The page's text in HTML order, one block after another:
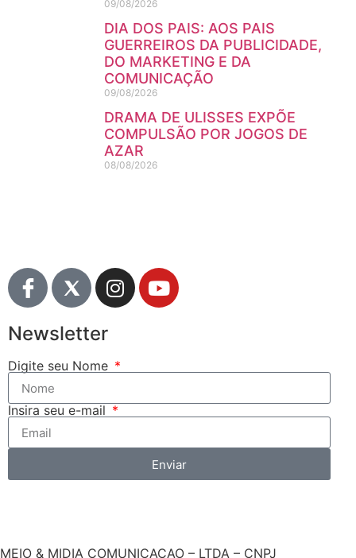
09/08/2026
DIA DOS PAIS: AOS PAIS
GUERREIROS DA PUBLICIDADE,
DO MARKETING E DA
COMUNICAÇÃO
09/08/2026
DRAMA DE ULISSES EXPÕE
COMPULSÃO POR JOGOS DE
AZAR
08/08/2026
Newsletter
Digite seu Nome
Insira seu e-mail
Enviar
MEIO & MIDIA COMUNICACAO – LTDA – CNPJ